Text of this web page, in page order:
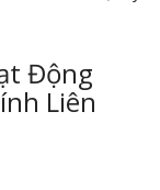
Động
Liên